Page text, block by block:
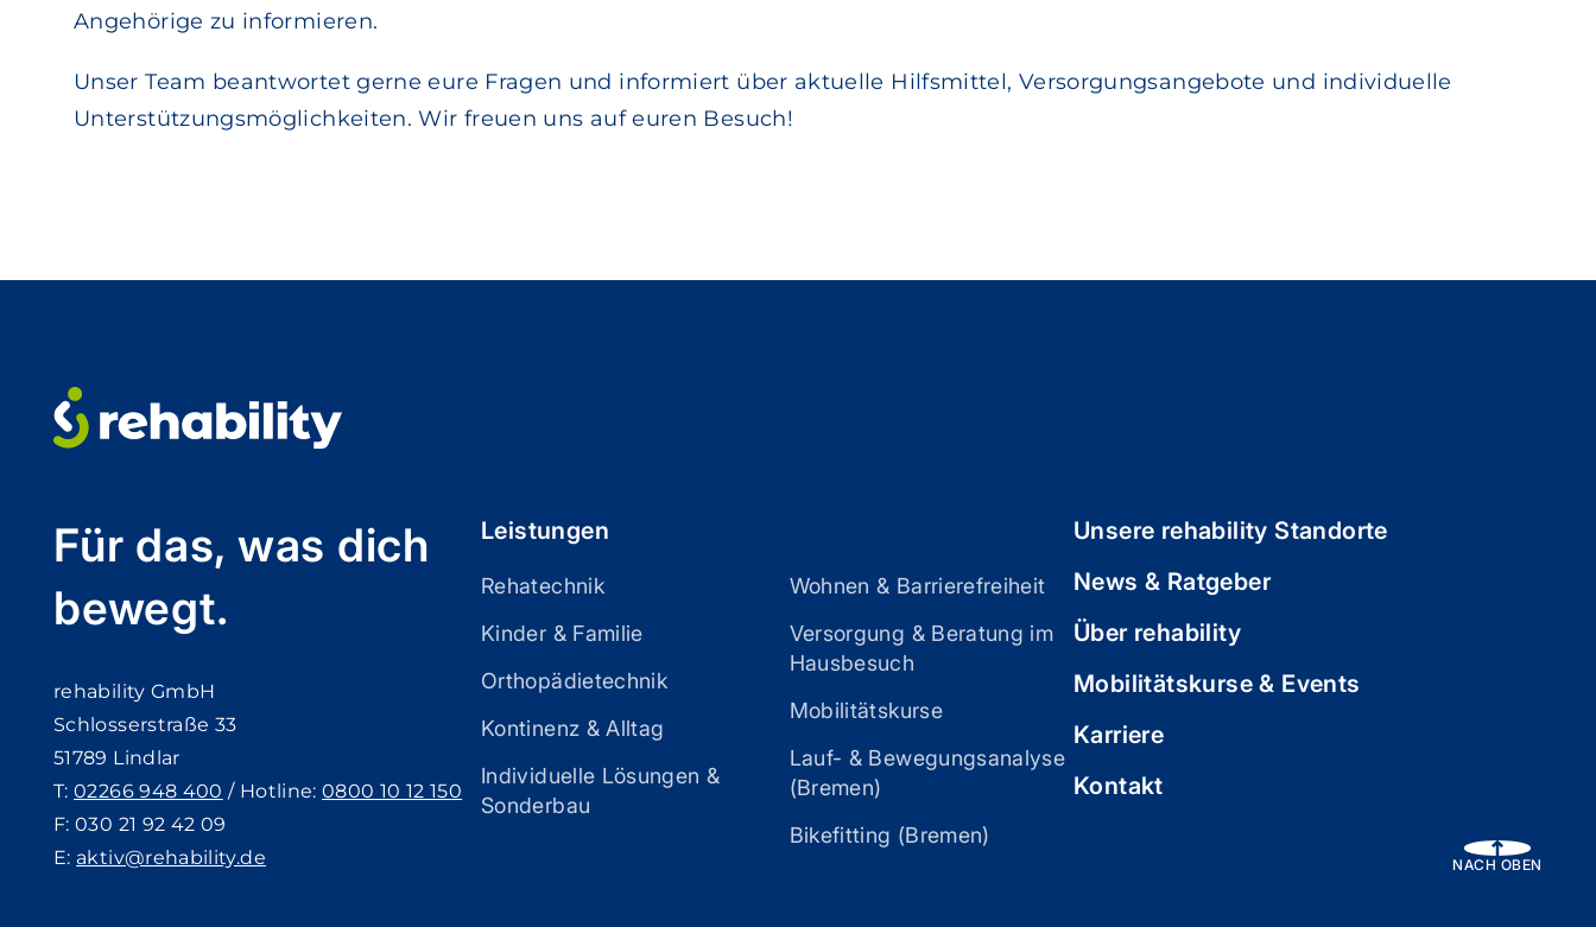
Angehörige zu informieren.
Unser Team beantwortet gerne eure Fragen und informiert über aktuelle Hilfsmittel, Versorgungsangebote und individuelle
Unterstützungsmöglichkeiten. Wir freuen uns auf euren Besuch!
Für das, was dich
bewegt.
rehability GmbH
Schlosserstraße 33
51789 Lindlar
T:02266 948 400 / Hotline:0800 10 12 150
F: 030 21 92 42 09
E: aktiv@rehability.de
Leistungen
Rehatechnik
Kinder & Familie
Orthopädietechnik
Kontinenz & Alltag
Individuelle Lösungen &
Sonderbau
Wohnen & Barrierefreiheit
Versorgung & Beratung im
Hausbesuch
Mobilitätskurse
Lauf- & Bewegungsanalyse
(Bremen)
Bikefitting (Bremen)
Unsere rehability Standorte
News & Ratgeber
Über rehability
Mobilitätskurse & Events
Karriere
Kontakt
NACH OBEN